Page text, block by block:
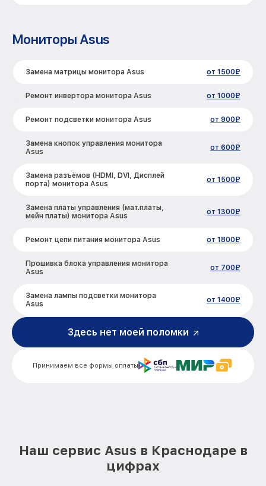
Мониторы Asus
Замена матрицы монитора Asus от 1500₽
Ремонт инвертора монитора Asus от 1000₽
Ремонт подсветки монитора Asus от 900₽
Замена кнопок управления монитора
Asus
от 600₽
Замена разъёмов (HDMI, DVI, Дисплей
порта) монитора Asus
от 1500₽
Замена платы управления (мат.платы,
мейн платы) монитора Asus
от 1300₽
Ремонт цепи питания монитора Asus от 1800₽
Прошивка блока управления монитора
Asus
от 700₽
Замена лампы подсветки монитора
Asus
от 1400₽
Ремонт блока управления монитора
Замена блока питания монитора Asus от 1500₽
Принимаем все формы оплаты
Здесь нет моей поломки
Наш сервис Asus в Краснодаре в
цифрах